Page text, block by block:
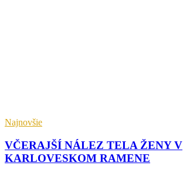
Najnovšie
VČERAJŠÍ NÁLEZ TELA ŽENY V
KARLOVESKOM RAMENE